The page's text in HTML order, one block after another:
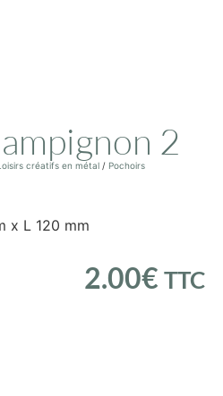
2
créatifs en métal / Pochoirs
x L 120 mm
2.00€ TTC